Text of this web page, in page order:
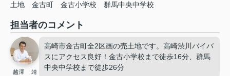
土地 金古町 金古小学校 群馬中央中学校
担当者のコメント
越澤 靖
高崎市金古町全2区画の売土地です。高崎渋川バイバ
スにアクセス良好！金古小学校まで徒歩16分、群馬
中央中学校まで徒歩26分